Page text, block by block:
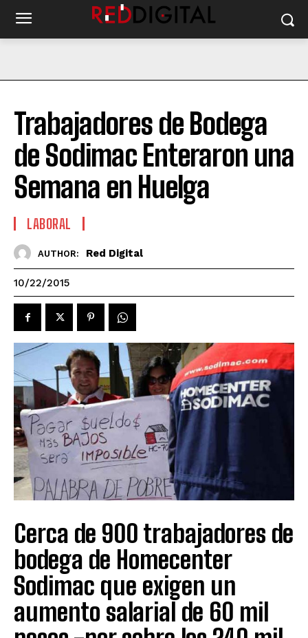
Trabajadores de Bodega
de Sodimac Enteraron una
Semana en Huelga
LABORAL
AUTHOR: Red Digital
10/22/2015
Cerca de 900 trabajadores de
bodega de Homecenter
Sodimac que exigen un
aumento salarial de 60 mil